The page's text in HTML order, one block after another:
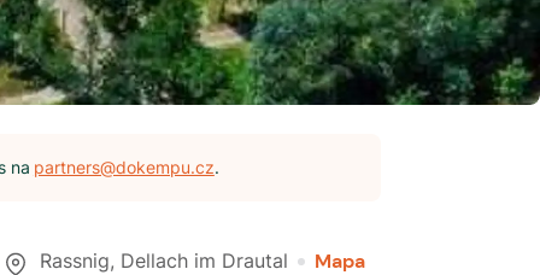
na partners@dokempu.cz.
Rassnig, Dellach im Drautal Mapa